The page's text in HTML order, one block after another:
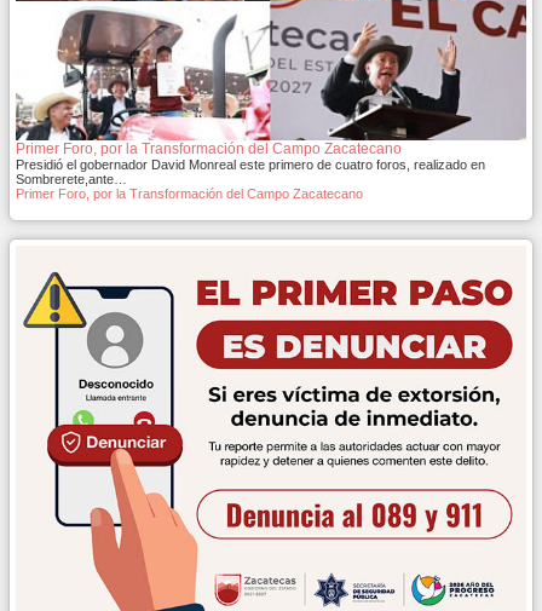
Primer Foro, por la Transformación del Campo Zacatecano
Presidió el gobernador David Monreal este primero de cuatro foros, realizado en
Sombrerete,ante…
Primer Foro, por la Transformación del Campo Zacatecano